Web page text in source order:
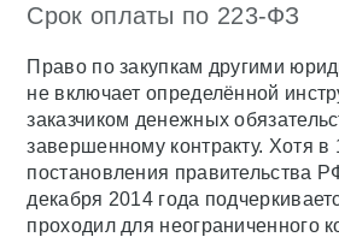
Срок оплаты по 223-ФЗ
Право по закупкам другими
не включает определённой
заказчиком денежных
завершенному контракту. Хотя в
постановления правительства
декабря 2014 года
проходил для неограниченного